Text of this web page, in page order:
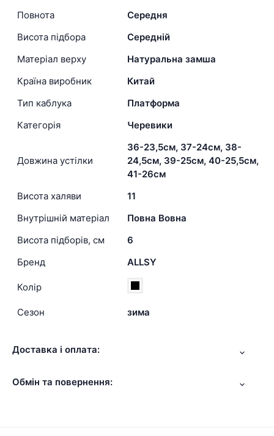
Повнота
Середня
Висота підбора
Середній
Матеріал верху
Натуральна замша
Країна виробник
Китай
Тип каблука
Платформа
Категорія
Черевики
Довжина устілки
36-23,5см, 37-24см, 38-
24,5см, 39-25см, 40-25,5см,
41-26см
Висота халяви
11
Внутрішній матеріал
Повна Вовна
Висота підборів, см
6
Бренд
ALLSY
Колір
Сезон зима
Доставка і оплата:
Обмін та повернення: